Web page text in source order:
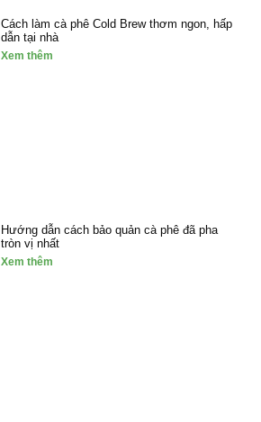
Cách làm cà phê Cold Brew thơm ngon, hấp
dẫn tại nhà
Xem thêm
Hướng dẫn cách bảo quản cà phê đã pha
tròn vị nhất
Xem thêm